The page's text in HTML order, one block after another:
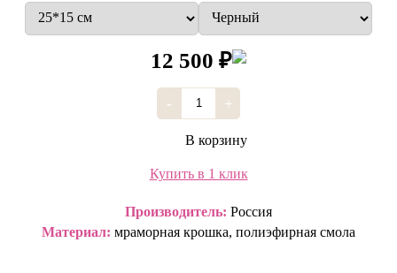
12 500 ₽
- +
В корзину
Купить в 1 клик
Производитель: Россия
Материал: мраморная крошка, полиэфирная смола